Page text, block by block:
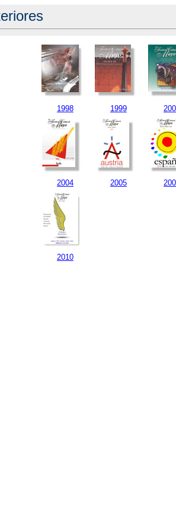
1998 1999
2004 2005
2010